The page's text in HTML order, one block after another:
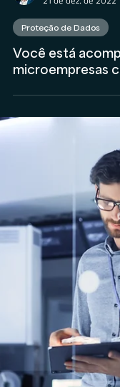
Rodolfo Al Alam
21 de dez. de 2022
Proteção de Dados
Você está
microempresas